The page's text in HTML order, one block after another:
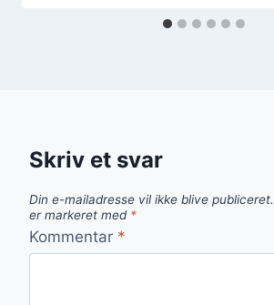
Skriv et svar
Din e-mailadresse vil ikke blive publiceret.
er markeret med *
Kommentar *